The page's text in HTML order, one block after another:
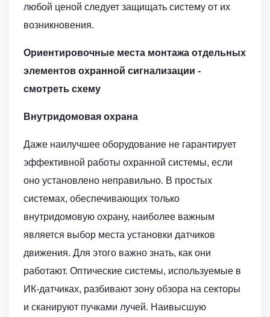
любой ценой следует защищать систему от их
возникновения.
Ориентировочные места монтажа отдельных
элементов охранной сигнализации -
смотреть схему
Внутридомовая охрана
Даже наилучшее оборудование не гарантирует
эффективной работы охранной системы, если
оно установлено неправильно. В простых
системах, обеспечивающих только
внутридомовую охрану, наиболее важным
является выбор места установки датчиков
движения. Для этого важно знать, как они
работают. Оптические системы, используемые в
ИК-датчиках, разбивают зону обзора на секторы
и сканируют пучками лучей. Наивысшую